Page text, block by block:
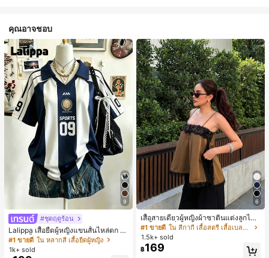
คุณอาจชอบ
9
#ชุดฤดูร้อน
Lalippa เสื้อยืดผู้หญิงแขนสั้นไหล่ตก ค
อวีปกเสื้อ ลายพิมพ์ดิจิทัลลายทาง สไตล์
สปอร์ตแฟชั่นมินิมอล ของขวัญสำหรับเ
พื่อน
#1 ขายดี ใน หลากสี เสื้อยืดผู้หญิง
1k+ sold
6
เสื้อสายเดี่ยวผู้หญิงผ้าซาตินแต่งลูกไม้
- เสื้อสายเดี่ยวฤดูร้อนสีคากีมีรอยผ่าด้า
นข้างที่น่าดึงดูดแบบสบายๆ
#1 ขายดี
ใน สีกากี เสื้อสตรี เสื้อเบลาส์ & Tee
1.5k+ sold
฿169